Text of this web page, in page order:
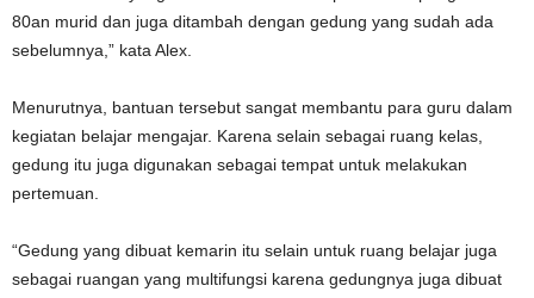
80an murid dan juga ditambah dengan gedung yang sudah ada
sebelumnya,” kata Alex.
Menurutnya, bantuan tersebut sangat membantu para guru dalam
kegiatan belajar mengajar. Karena selain sebagai ruang kelas,
gedung itu juga digunakan sebagai tempat untuk melakukan
pertemuan.
“Gedung yang dibuat kemarin itu selain untuk ruang belajar juga
sebagai ruangan yang multifungsi karena gedungnya juga dibuat